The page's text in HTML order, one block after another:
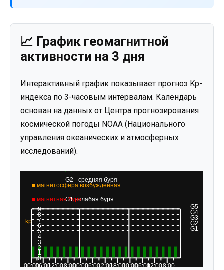
📈 График геомагнитной
активности на 3 дня
Интерактивный график показывает прогноз Kp-
индекса по 3-часовым интервалам. Календарь
основан на данных от Центра прогнозирования
космической погоды NOAA (Национального
управления океанических и атмосферных
исследований).